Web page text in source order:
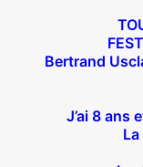
Bertrand
J’ai 8 ans